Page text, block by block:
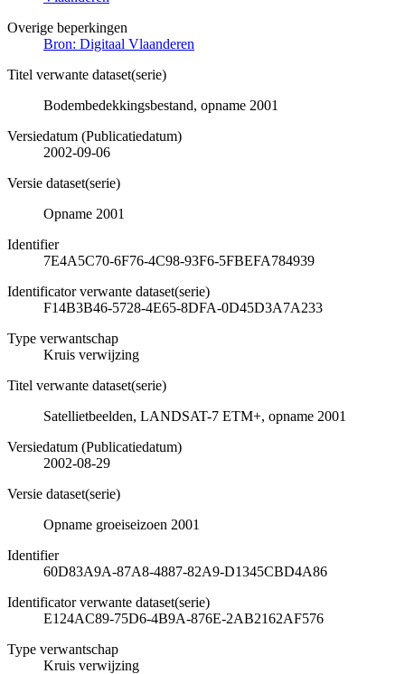
Overige beperkingen
Bron: Digitaal Vlaanderen
Titel verwante dataset(serie)
Bodembedekkingsbestand, opname 2001
Versiedatum (Publicatiedatum)
2002-09-06
Versie dataset(serie)
Opname 2001
Identifier
7E4A5C70-6F76-4C98-93F6-5FBEFA784939
Identificator verwante dataset(serie)
F14B3B46-5728-4E65-8DFA-0D45D3A7A233
Type verwantschap
Kruis verwijzing
Titel verwante dataset(serie)
Satellietbeelden, LANDSAT-7 ETM+, opname 2001
Versiedatum (Publicatiedatum)
2002-08-29
Versie dataset(serie)
Opname groeiseizoen 2001
Identifier
60D83A9A-87A8-4887-82A9-D1345CBD4A86
Identificator verwante dataset(serie)
E124AC89-75D6-4B9A-876E-2AB2162AF576
Type verwantschap
Kruis verwijzing